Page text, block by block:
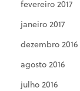
fevereiro 2017
janeiro 2017
dezembro 2016
agosto 2016
julho 2016